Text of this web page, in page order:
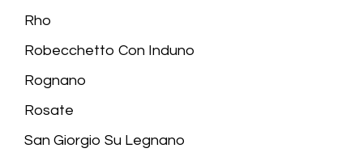
Rho
Robecchetto Con Induno
Rognano
Rosate
San Giorgio Su Legnano